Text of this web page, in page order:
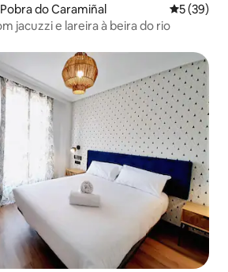
do Caramiñal 5 de uma
5 (39)
jacuzzi e lareira à beira do rio